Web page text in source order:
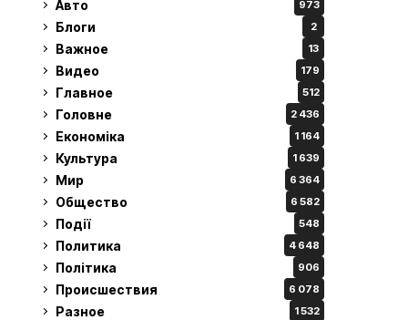
Авто 973
Блоги 2
Важное 13
Видео 179
Главное 512
Головне 2 436
Економіка 1 164
Культура 1 639
Мир 6 364
Общество 6 582
Події 548
Политика 4 648
Політика 906
Происшествия 6 078
Разное 1 532